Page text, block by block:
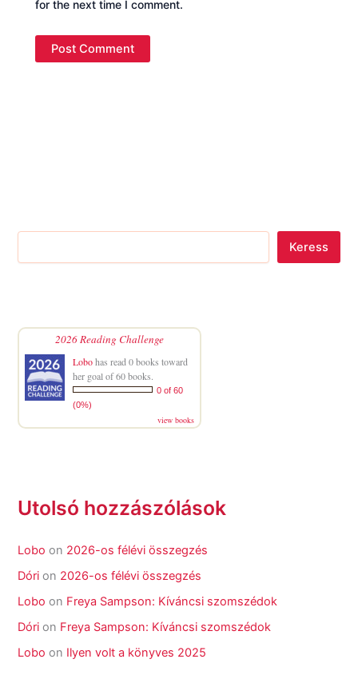
for the next time I comment.
Keress
2026 Reading Challenge
Lobohas read 0 books toward
her goal of 60 books.
0 of 60
(0%)
view books
Utolsó hozzászólások
Lobo on 2026-os félévi összegzés
Dóri on 2026-os félévi összegzés
Lobo on Freya Sampson: Kíváncsi szomszédok
Dóri on Freya Sampson: Kíváncsi szomszédok
Lobo on Ilyen volt a könyves 2025